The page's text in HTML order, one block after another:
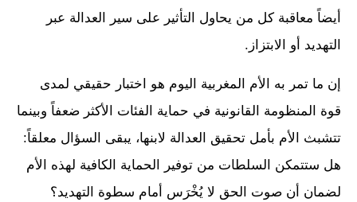
أيضاً معاقبة كل من يحاول التأثير على سير العدالة عبر
التهديد أو الابتزاز.
إن ما تمر به الأم المغربية اليوم هو اختبار حقيقي لمدى
قوة المنظومة القانونية في حماية الفئات الأكثر ضعفاً وبينما
تتشبث الأم بأمل تحقيق العدالة لابنها، يبقى السؤال معلقاً:
هل ستتمكن السلطات من توفير الحماية الكافية لهذه الأم
لضمان أن صوت الحق لا يُخْرَس أمام سطوة التهديد؟